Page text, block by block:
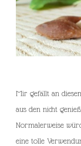
Mir gefällt an
aus den nicht
Normalerweise
eine tolle